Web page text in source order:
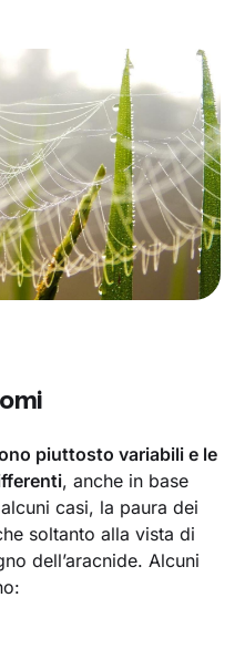
piuttosto variabili e le
, anche in base
casi, la paura dei
soltanto alla vista di
dell’aracnide. Alcuni